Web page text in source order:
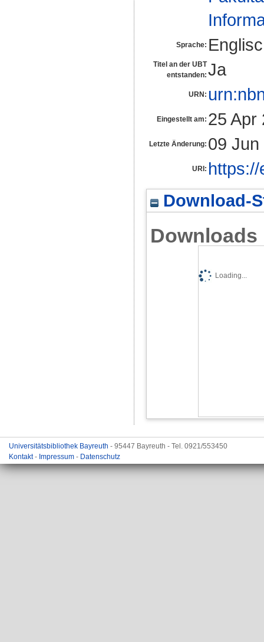
Sprache:
Titel an der UBT
entstanden: Ja
URN:
Eingestellt am: 25 Apr
Letzte Änderung: 09
URI:
Download-
Downloads
Loading...
Universitätsbibliothek Bayreuth - 95447 Bayreuth - Tel. 0921/553450
Kontakt- Impressum - Datenschutz